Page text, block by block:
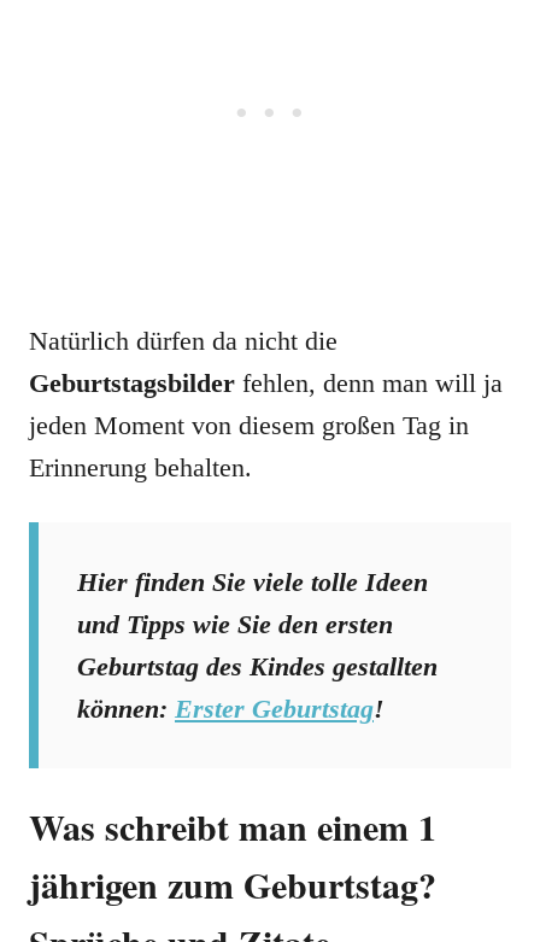
Natürlich dürfen da nicht die
Geburtstagsbilder fehlen, denn man will ja
jeden Moment von diesem großen Tag in
Erinnerung behalten.
Hier finden Sie viele tolle Ideen
und Tipps wie Sie den ersten
Geburtstag des Kindes gestallten
können: Erster Geburtstag!
Was schreibt man einem 1
jährigen zum Geburtstag?